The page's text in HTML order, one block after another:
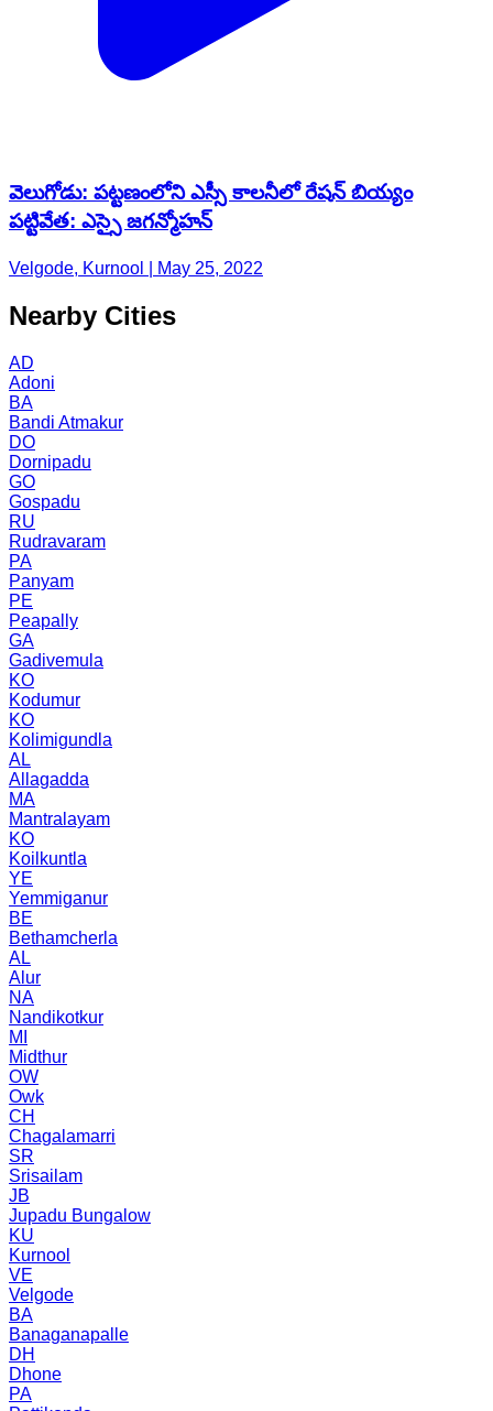
వెలుగోడు: పట్టణంలోని ఎస్సీ కాలనీలో రేషన్ బియ్యం
పట్టివేత: ఎస్సై జగన్మోహన్
Velgode, Kurnool | May 25, 2022
Nearby Cities
AD
Adoni
BA
Bandi Atmakur
DO
Dornipadu
GO
Gospadu
RU
Rudravaram
PA
Panyam
PE
Peapally
GA
Gadivemula
KO
Kodumur
KO
Kolimigundla
AL
Allagadda
MA
Mantralayam
KO
Koilkuntla
YE
Yemmiganur
BE
Bethamcherla
AL
Alur
NA
Nandikotkur
MI
Midthur
OW
Owk
CH
Chagalamarri
SR
Srisailam
JB
Jupadu Bungalow
KU
Kurnool
VE
Velgode
BA
Banaganapalle
DH
Dhone
PA